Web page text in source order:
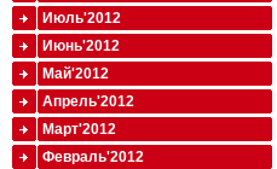
Июль'2012
Июнь'2012
Май'2012
Апрель'2012
Март'2012
Февраль'2012